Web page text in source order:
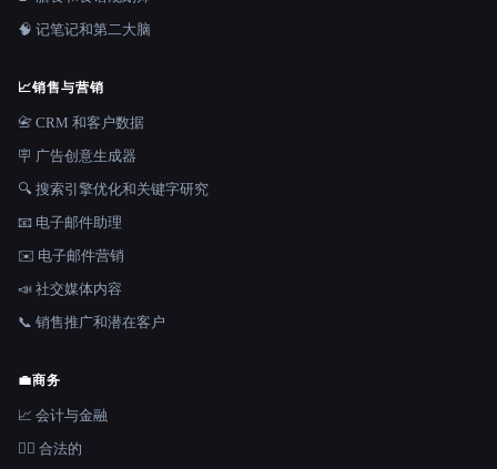
🧠 记笔记和第二大脑
📈销售与营销
📇 CRM 和客户数据
🪧 广告创意生成器
🔍 搜索引擎优化和关键字研究
📧 电子邮件助理
✉️ 电子邮件营销
📣 社交媒体内容
📞 销售推广和潜在客户
💼商务
📈 会计与金融
👩‍⚖️ 合法的